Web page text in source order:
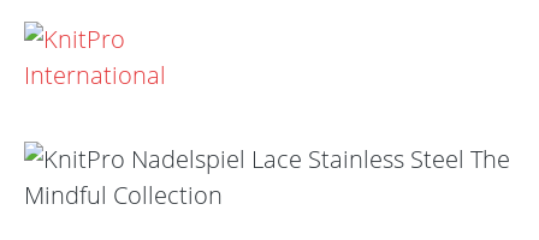
Bildergalerie überspringen